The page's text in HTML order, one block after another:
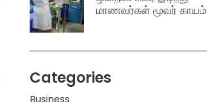
மாணவர்கள் மூவர் காயம்
Categories
Business